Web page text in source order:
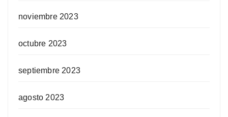
noviembre 2023
octubre 2023
septiembre 2023
agosto 2023